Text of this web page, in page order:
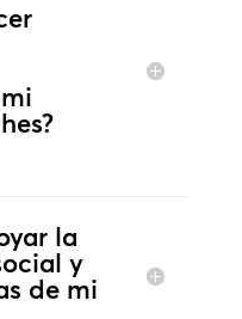
la
y
de mi